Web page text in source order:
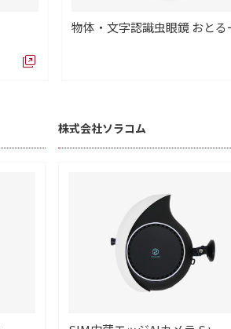
物体・文字認識虫眼鏡 おとる
株式会社ソラコム